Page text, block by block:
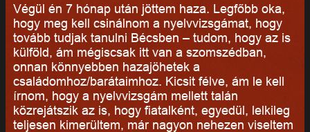
Végül én 7 hónap után jöttem haza. Legfőbb oka,
hogy meg kell csinálnom a nyelvvizsgámat, hogy
tovább tudjak tanulni Bécsben – tudom, hogy az is
külföld, ám mégiscsak itt van a szomszédban,
onnan könnyebben hazajöhetek a
családomhoz/barátaimhoz. Kicsit félve, ám le kell
írnom, hogy a nyelvvizsgám mellett talán
közrejátszik az is, hogy fiatalként, egyedül, lelkileg
teljesen kimerültem, már nagyon nehezen viseltem